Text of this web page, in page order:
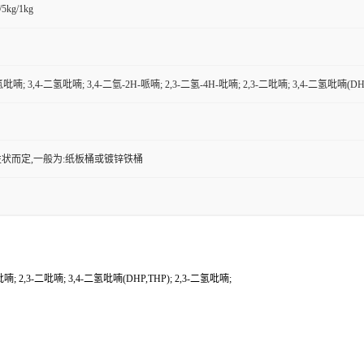
1kg
吡喃; 3,4-二氢吡喃; 3,4-二氫-2H-哌喃; 2,3-二氢-4H-吡喃; 2,3-二吡喃; 3,4-二氢吡喃
而定,一般为:纸板桶或镀锌铁桶
; 2,3-二吡喃; 3,4-二氢吡喃(DHP,THP); 2,3-二氢吡喃;